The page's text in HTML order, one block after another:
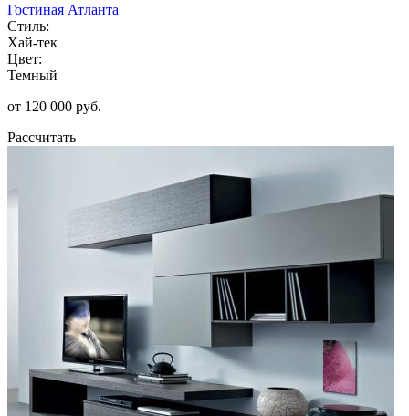
Гостиная Атланта
Стиль:
Хай-тек
Цвет:
Темный
от 120 000 руб.
Рассчитать